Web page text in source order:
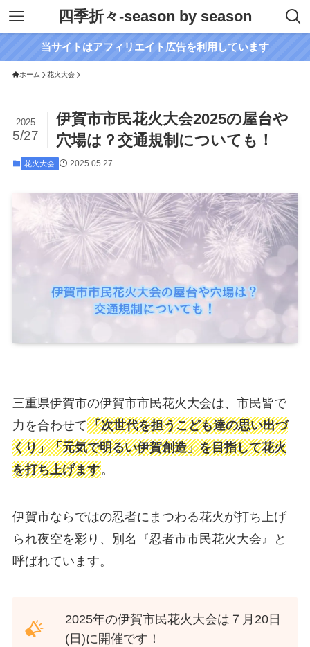
四季折々-season by season
当サイトはアフィリエイト広告を利用しています
ホーム 花火大会
伊賀市市民花火大会2025の屋台や
穴場は？交通規制についても！
2025
5/27
花火大会 2025.05.27
三重県伊賀市の伊賀市市民花火大会は、市民皆で
力を合わせて「次世代を担うこども達の思い出づ
くり」「元気で明るい伊賀創造」を目指して花火
を打ち上げます。
伊賀市ならではの忍者にまつわる花火が打ち上げ
られ夜空を彩り、別名『忍者市市民花火大会』と
呼ばれています。
2025年の伊賀市民花火大会は７月20日
(日)に開催です！